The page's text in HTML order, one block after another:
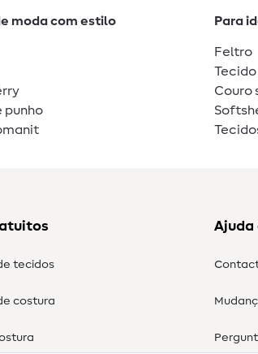
moda com estilo
punho
Para
Feltro
Tecido
Couro
tecidos
costura